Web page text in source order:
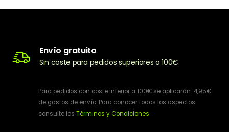
Envío gratuito
Sin coste para pedidos superiores a 100€
Para pedidos con coste inferior a 100€ se aplicarán 4,95€
de gastos de envío. Para conocer todos los aspectos
consulte los Términos y Condiciones